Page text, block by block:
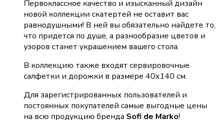
Первоклассное качество и изысканный дизайн
новой коллекции скатертей не оставит вас
равнодушными! В ней вы обязательно найдете то,
что придется по душе, а разнообразие цветов и
узоров станет украшением вашего стола.
В коллекцию также входят сервировочные
салфетки и дорожки в размере 40х140 см.
Для зарегистрированных пользователей и
постоянных покупателей самые выгодные цены
на всю продукцию бренда Sofi de Marko!